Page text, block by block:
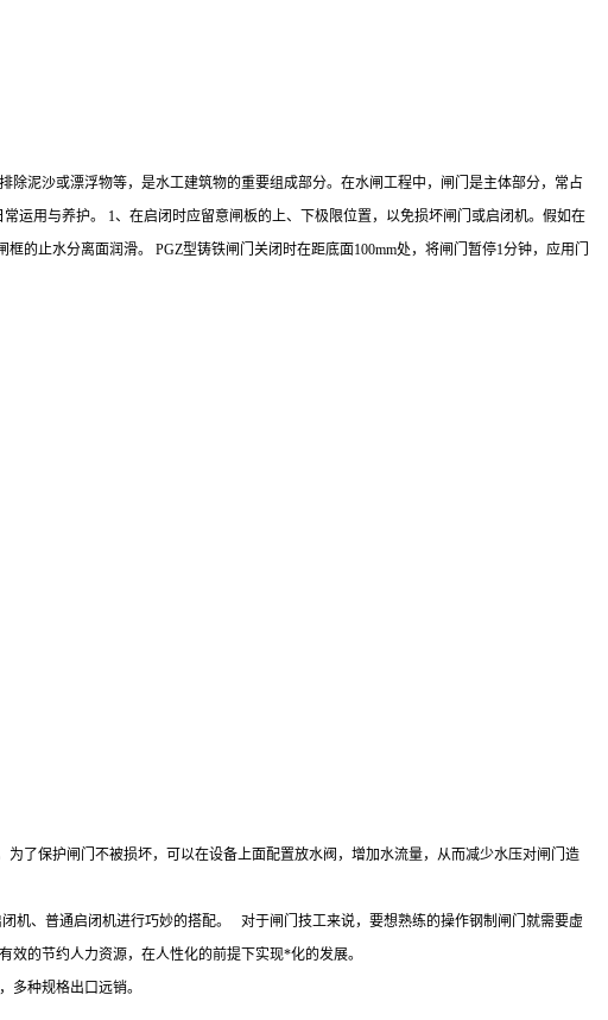
泥沙或漂浮物等，是水工建筑物的重要组成部分。在水闸工程中，闸门是主体部分，常占
运用与养护。 1、在启闭时应留意闸板的上、下极限位置，以免损坏闸门或启闭机。假如在
止水分离面润滑。 PGZ型铸铁闸门关闭时在距底面100mm处，将闸门暂停1分钟，应用门
了保护闸门不被损坏，可以在设备上面配置放水阀，增加水流量，从而减少水压对闸门造
机、普通启闭机进行巧妙的搭配。 对于闸门技工来说，要想熟练的操作钢制闸门就需要虚
的节约人力资源，在人性化的前提下实现*化的发展。
多种规格出口远销。